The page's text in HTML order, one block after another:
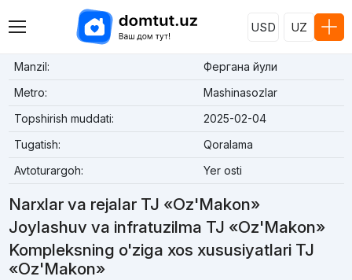
USD UZ
Manzil:
Фергана йули
Metro:
Mashinasozlar
Topshirish muddati:
2025-02-04
Tugatish:
Qoralama
Avtoturargoh:
Yer osti
Narxlar va rejalar TJ «Oz'Makon»
Joylashuv va infratuzilma TJ «Oz'Makon»
Kompleksning o'ziga xos xususiyatlari TJ
«Oz'Makon»